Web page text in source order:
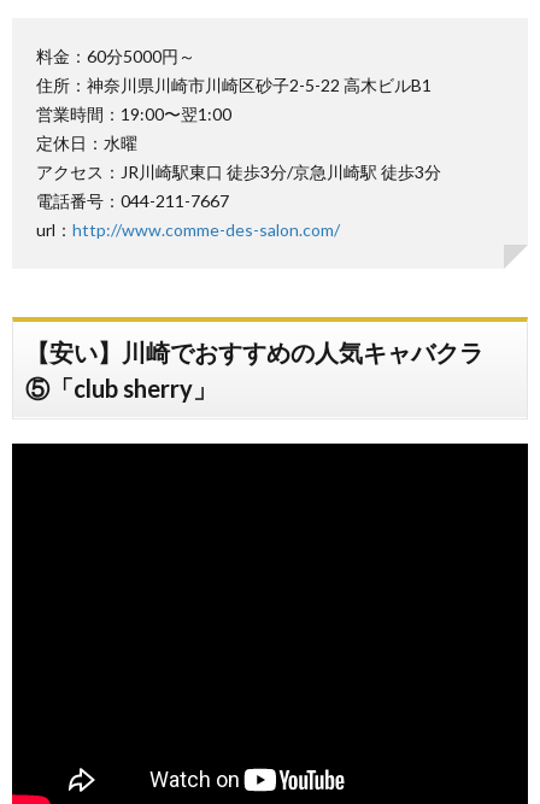
料金：60分5000円～
住所：神奈川県川崎市川崎区砂子2-5-22 高木ビルB1
営業時間：19:00〜翌1:00
定休日：水曜
アクセス：JR川崎駅東口 徒歩3分/京急川崎駅 徒歩3分
電話番号：044-211-7667
url： http://www.comme-des-salon.com/
【安い】川崎でおすすめの人気キャバクラ
⑤「club sherry」